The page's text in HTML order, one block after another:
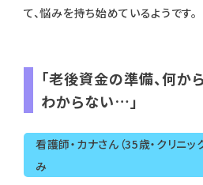
て、悩みを持ち始めているようです。
「老後資金の準備、何か
わからない…」
看護師・カナさん（35歳・クリニ
み